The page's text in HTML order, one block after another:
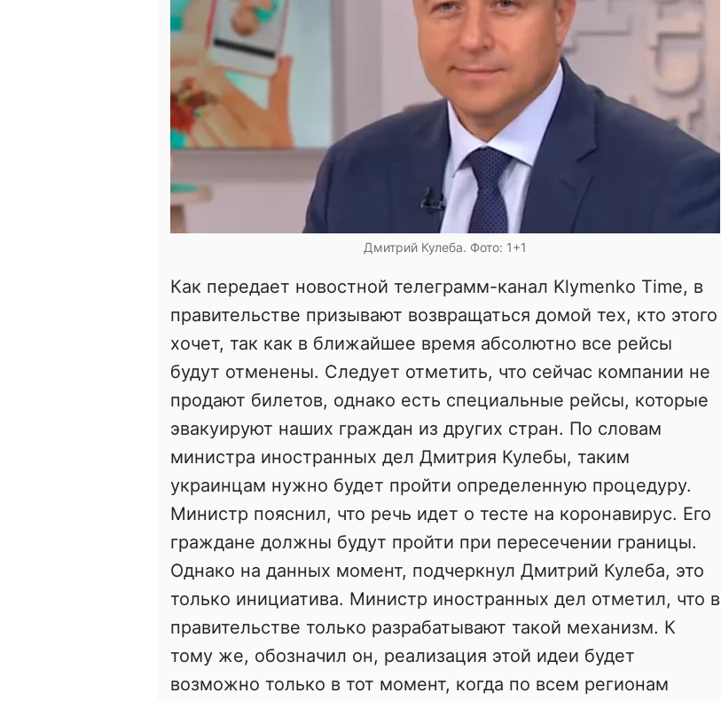
Дмитрий Кулеба. Фото: 1+1
Как передает новостной телеграмм-канал Klymenko Time, в
правительстве призывают возвращаться домой тех, кто этого
хочет, так как в ближайшее время абсолютно все рейсы
будут отменены. Следует отметить, что сейчас компании не
продают билетов, однако есть специальные рейсы, которые
эвакуируют наших граждан из других стран. По словам
министра иностранных дел Дмитрия Кулебы, таким
украинцам нужно будет пройти определенную процедуру.
Министр пояснил, что речь идет о тесте на коронавирус. Его
граждане должны будут пройти при пересечении границы.
Однако на данных момент, подчеркнул Дмитрий Кулеба, это
только инициатива. Министр иностранных дел отметил, что в
правительстве только разрабатывают такой механизм. К
тому же, обозначил он, реализация этой идеи будет
возможно только в тот момент, когда по всем регионам